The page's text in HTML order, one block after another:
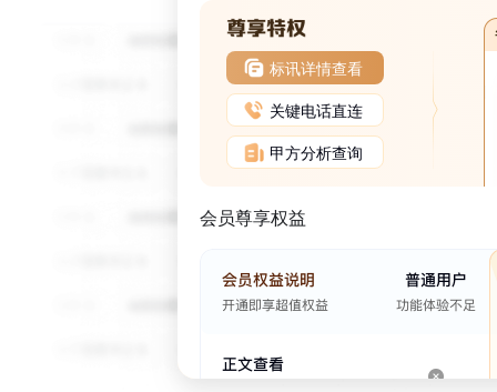
标讯详情查看
关键电话直连
甲方分析查询
会员尊享权益